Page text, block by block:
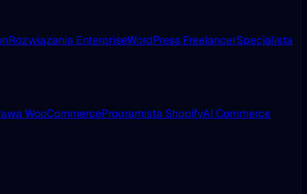
Rozwiązania EnterpriseWordPress FreelancerSpecjalista
WooCommerceProgramista ShopifyAI Commerce